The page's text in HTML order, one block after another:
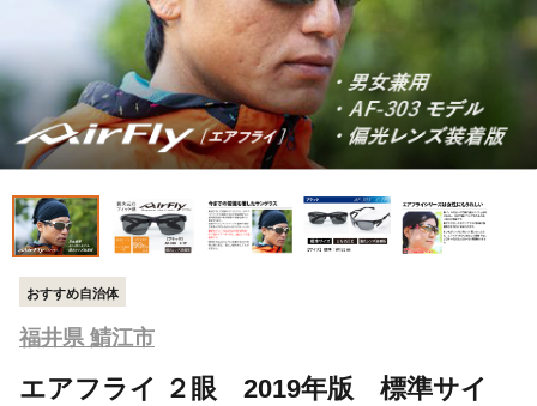
おすすめ自治体
福井県 鯖江市
エアフライ ２眼 2019年版 標準サイ